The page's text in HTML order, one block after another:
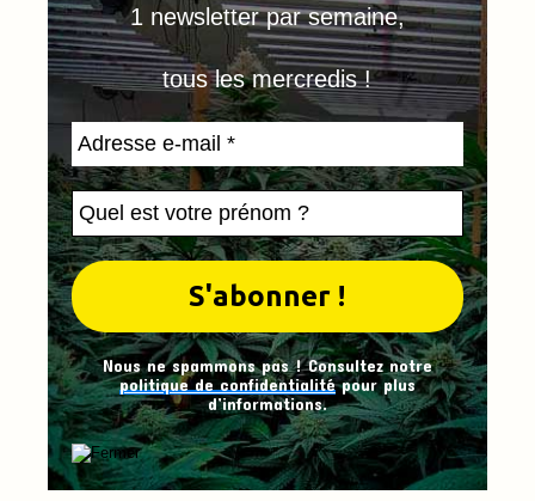
1 newsletter par semaine,
tous les mercredis !
Nous ne spammons pas ! Consultez notre
politique de confidentialitépour plus
d’informations.